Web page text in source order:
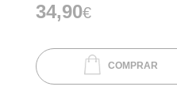
34,90€
COMPRAR